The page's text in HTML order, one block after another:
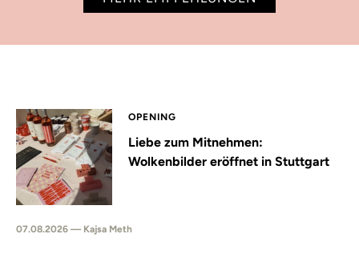
OPENING
Liebe zum Mitnehmen:
Wolkenbilder eröffnet in Stuttgart
07.08.2026 — Kajsa Meth